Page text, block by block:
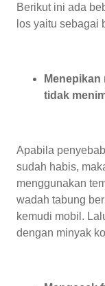
Berikut ini ada
los yaitu sebagai
tidak
Apabila
sudah habis,
menggunakan
wadah tabung
kemudi mobil.
dengan minyak